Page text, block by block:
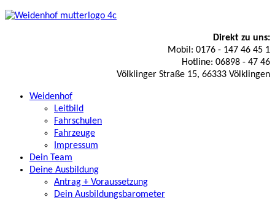
Direkt zu uns:
Mobil: 0176 - 147 46 45 1
Hotline: 06898 - 47 46
Völklinger Straße 15, 66333 Völklingen
Weidenhof
Leitbild
Fahrschulen
Fahrzeuge
Impressum
Dein Team
Deine Ausbildung
Antrag + Voraussetzung
Dein Ausbildungsbarometer